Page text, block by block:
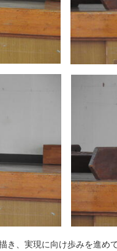
、実現に向け歩みを進め